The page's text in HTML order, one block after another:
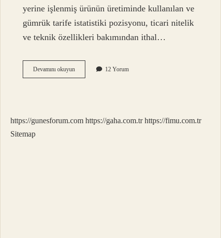
yerine işlenmiş ürünün üretiminde kullanılan ve
gümrük tarife istatistiki pozisyonu, ticari nitelik
ve teknik özellikleri bakımından ithal…
Devamını okuyunEşdeğer
Muadil
12 Yorum
https://gunesforum.com https://gaha.com.tr https://fimu.com.tr
Sitemap